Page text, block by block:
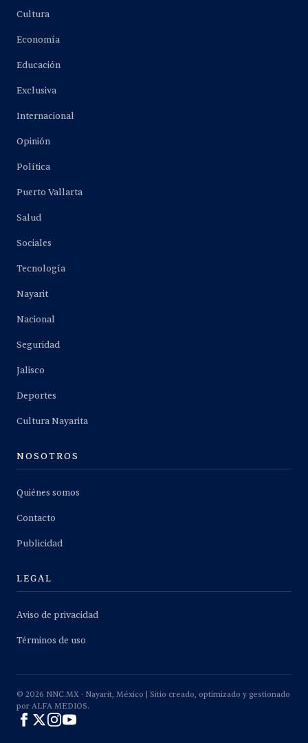
Cultura
Economía
Educación
Exclusiva
Internacional
Opinión
Política
Puerto Vallarta
Salud
Sociales
Tecnología
Nayarit
Nacional
Seguridad
Jalisco
Deportes
Cultura Nayarita
NOSOTROS
Quiénes somos
Contacto
Publicidad
LEGAL
Aviso de privacidad
Términos de uso
© 2026 NNC.MX · Nayarit, México | Sitio creado, optimizado y gestionado
por ALFA MEDIOS.